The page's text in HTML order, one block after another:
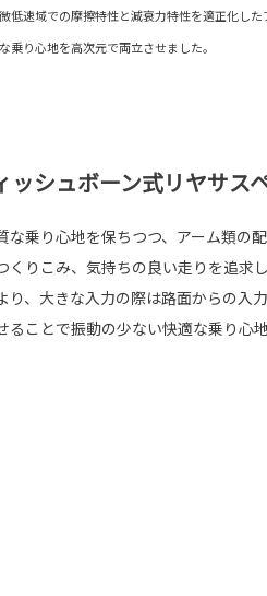
微低速域での摩擦特性と減衰力特性を適正化し
乗り心地を高次元で両立させました。
ッシュボーン式リヤサス
な乗り心地を保ちつつ、アーム類の
くりこみ、気持ちの良い走りを追求
り、大きな入力の際は路面からの入
ることで振動の少ない快適な乗り心